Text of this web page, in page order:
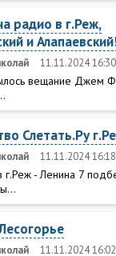
радио в г.Реж,
и
11.11.2024 16:30
вещание Джем
Слетать.Ру
11.11.2024 16:18
г.Реж - Ленина 7
11.11.2024 16:02